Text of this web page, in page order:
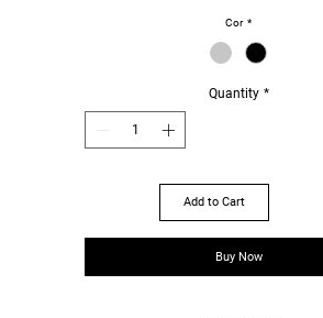
Cor *
Quantity *
Add to Cart
Buy Now